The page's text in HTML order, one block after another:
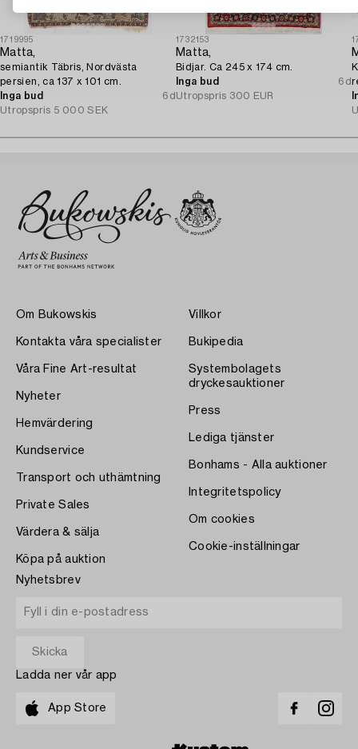
1719995
Matta,
semiantik Täbris, Nordvästa
persien, ca 137 x 101 cm.
Inga bud
6d
Utropspris 5 000 SEK
1732153
Matta,
Bidjar. Ca 245 x 174 cm.
Inga bud
6d
Utropspris 300 EUR
Om Bukowskis
Kontakta våra specialister
Våra Fine Art-resultat
Nyheter
Hemvärdering
Kundservice
Transport och uthämtning
Private Sales
Värdera & sälja
Köpa på auktion
Villkor
Bukipedia
Systembolagets
dryckesauktioner
Press
Lediga tjänster
Bonhams - Alla auktioner
Integritetspolicy
Om cookies
Cookie-inställningar
Nyhetsbrev
Ladda ner vår app
App Store